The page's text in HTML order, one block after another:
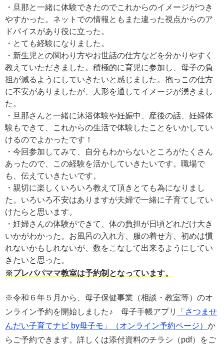
・旦那と一緒に体験できたのでこれからのイメージがつき
やすかった。ネットでの情報ともまた違った視点からのア
ドバイスがあり役に立った。
・とても経験になりました。
・新生児との関わり方やお世話の仕方などを分かりやすく
教えていただきました。積極的に育児に参加し、母子の負
担が減るようにしていきたいと感じました。抱っこの仕方
に不安がありましたが、人形を通してイメージが湧きまし
た。
・旦那さんと一緒に沐浴体験や妊娠中、産後の話、妊婦体
験もできて、これからの生活で体験したことをいかしてい
けるのでよかったです！
・今回参加してみて、自分もわからないところがたくさん
あったので、この経験を活かしていきたいです。職場で
も、伝えていきたいです。
・親切に楽しくいろいろ教えて頂きとても為になりまし
た。いろいろ不安はありますが夫婦で一緒に子育てしてい
けたらと思います。
・妊婦さんの体験ができて、体の負担が日頃どれだけ大き
いかがわかった。お風呂の入れ方、服の着せ方、初めは慣
れないかもしれないが、数をこなして出来るようにしてい
きたいと思った。
※プレパパママ教室は予約制となっています。
※令和６年５月から、母子保健事業（相談・教室等）のオ
ンライン予約を開始しました♪ 母子手帳アプリ
「さつませ
んだい子育てナビ by母子モ」（オンライン予約ページ） か
らご予約できます。詳しくは添付資料のチラシ（pdf）をご